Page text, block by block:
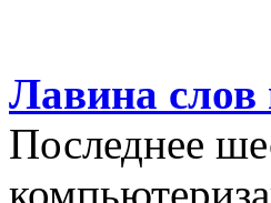
Лавина слов
Последнее